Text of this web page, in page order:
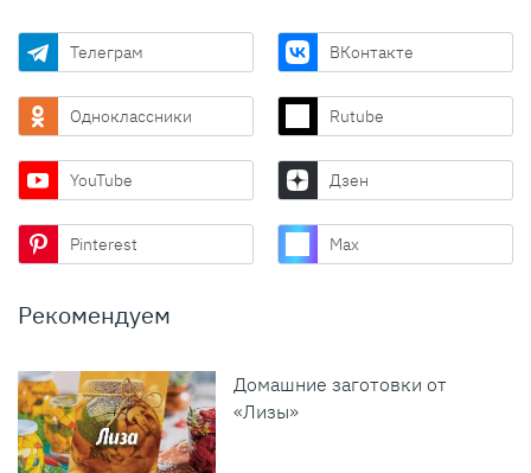
Телеграм ВКонтакте
Одноклассники Rutube
YouTube Дзен
Pinterest Max
Рекомендуем
Домашние заготовки от
«Лизы»